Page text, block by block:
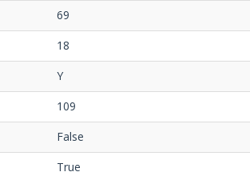
69
18
Y
109
False
True